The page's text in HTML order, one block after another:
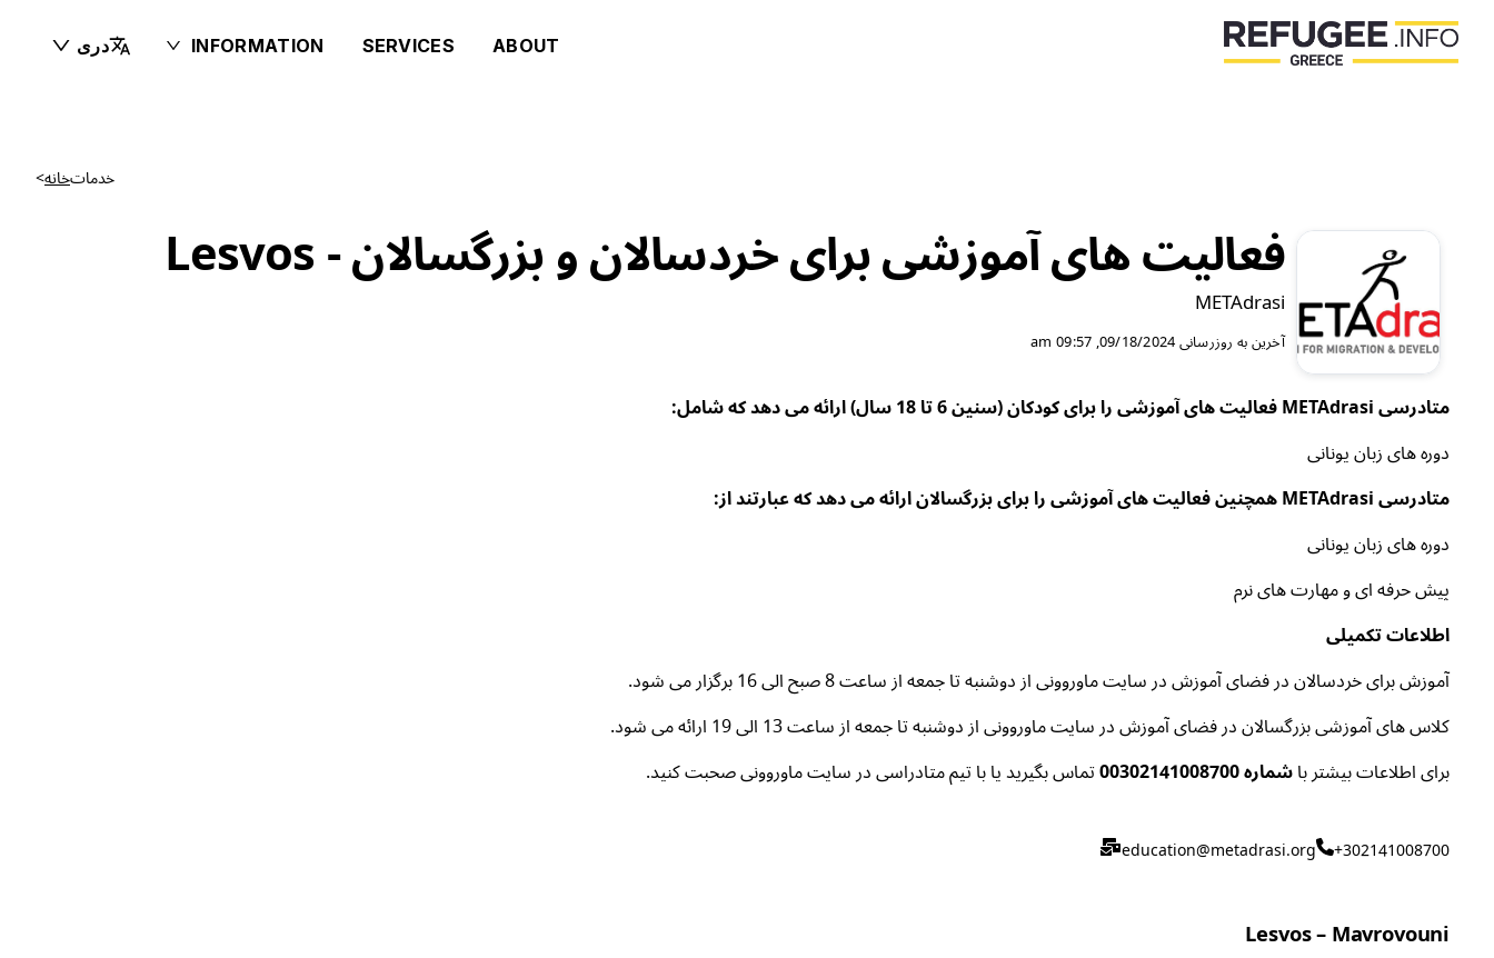
ABOUT
SERVICES
INFORMATION دری
خانه> خدمات
فعالیت های آموزشی برای خردسالان و بزرگسالان - Lesvos
METAdrasi
آخرین به روزرسانی09/18/2024, 09:57 am
متادرسی METAdrasi فعالیت های آموزشی را برای کودکان (سنین 6 تا 18 سال) ارائه می دهد که شامل:
دوره های زبان یونانی
متادرسی METAdrasi همچنین فعالیت های آموزشی را برای بزرگسالان ارائه می دهد که عبارتند از:
دوره های زبان یونانی
پیش حرفه ای و مهارت های نرم
اطلاعات تکمیلی
آموزش برای خردسالان در فضای آموزش در سایت ماوروونی از دوشنبه تا جمعه از ساعت 8 صبح الی 16 برگزار می شود.
کلاس های آموزشی بزرگسالان در فضای آموزش در سایت ماوروونی از دوشنبه تا جمعه از ساعت 13 الی 19 ارائه می شود.
برای اطلاعات بیشتر باشماره 00302141008700 تماس بگیرید یا با تیم متادراسی در سایت ماوروونی صحبت کنید.
+302141008700
education@metadrasi.org
Lesvos – Mavrovouni